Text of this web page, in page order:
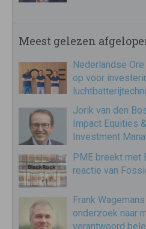
Meest gelezen
Nederlandse
op voor
Jorik van den
Impact Equities
Investment
PME breekt met
reactie van
Frank
onderzoek naar
verantwoord